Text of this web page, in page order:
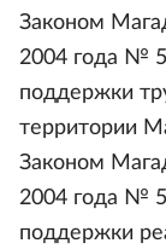
Законом
2004 года №
поддержки
территории
Законом
2004 года №
поддержки